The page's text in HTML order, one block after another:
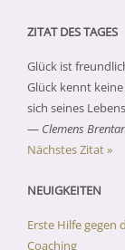
ZITAT DES TAGES
Glück ist
Glück kennt
sich seines
— Clemens
Nächstes Zitat »
NEUIGKEITEN
Erste Hilfe gegen
Coaching